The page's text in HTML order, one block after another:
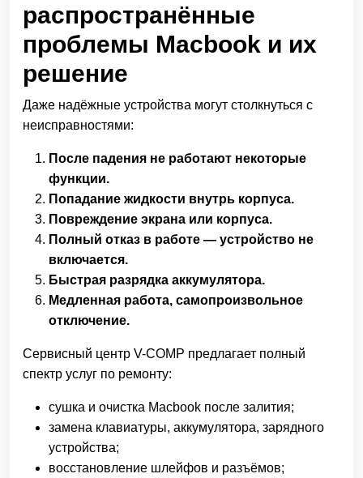
распространённые
проблемы Macbook и их
решение
Даже надёжные устройства могут столкнуться с
неисправностями:
После падения не работают некоторые
функции.
Попадание жидкости внутрь корпуса.
Повреждение экрана или корпуса.
Полный отказ в работе — устройство не
включается.
Быстрая разрядка аккумулятора.
Медленная работа, самопроизвольное
отключение.
Сервисный центр V-COMP предлагает полный
спектр услуг по ремонту:
сушка и очистка Macbook после залития;
замена клавиатуры, аккумулятора, зарядного
устройства;
восстановление шлейфов и разъёмов;